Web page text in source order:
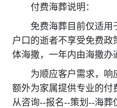
付费海葬说明：
免费海葬目前仅适用
户口的逝者不享受免费政
体海撒，一年内由海撒办
为顺应客户需求，响
额外为家属提供专业的付
从咨询--报名--策划--海葬